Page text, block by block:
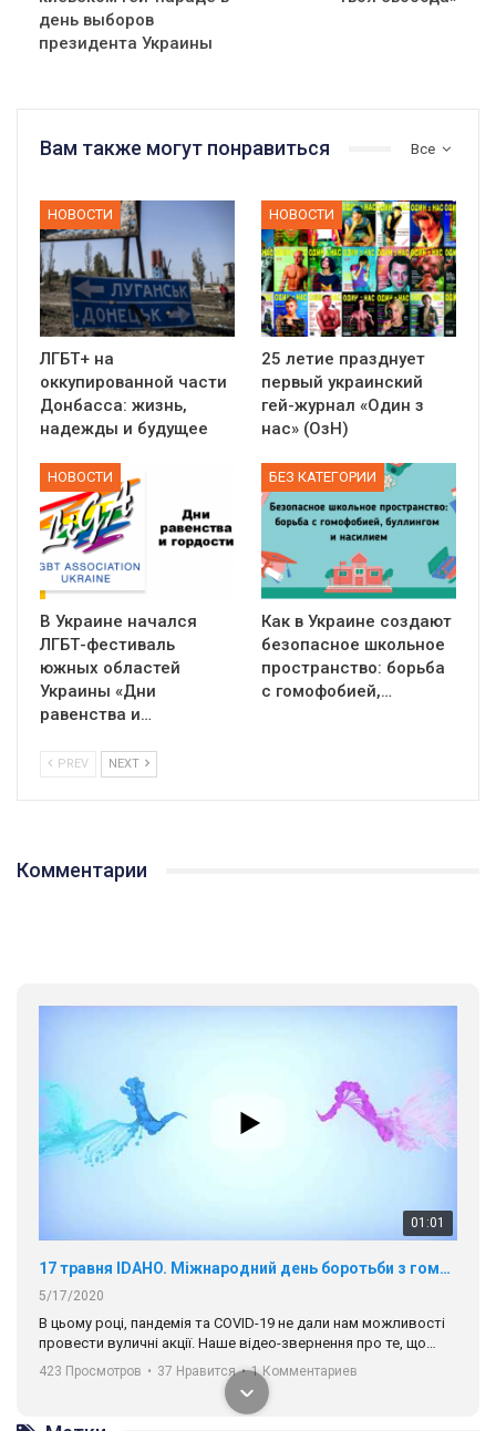
день выборов
президента Украины
Все
Вам также могут понравиться
НОВОСТИ
ЛГБТ+ на
оккупированной части
Донбасса: жизнь,
надежды и будущее
НОВОСТИ
25 летие празднует
первый украинский
гей-журнал «Один з
нас» (ОзН)
НОВОСТИ
В Украине начался
ЛГБТ-фестиваль
южных областей
Украины «Дни
равенства и…
БЕЗ КАТЕГОРИИ
Как в Украине создают
безопасное школьное
пространство: борьба
с гомофобией,…
PREV NEXT
Комментарии
01:01
17 травня IDAHO. Міжнародний день боротьби з гомофобією трансфобією і біфобія.
5/17/2020
В цьому році, пандемія та COVІD-19 не дали нам можливості
провести вуличні акції. Наше відео-звернення про те, що
навіть коли ми у різних містах та не можемо зустрінеться, ми
разом. Ми закликаємо всіх хто поділяє цінності рівності та
солідарності, приєднатися до нас. Регіональні підрозділи
ГАУ є в 16 областях України.
423 Просмотров • 37 Нравится • 1 Комментариев